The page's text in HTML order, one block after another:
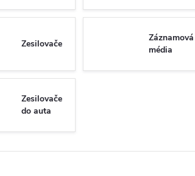
Zesilovače
Záznamová
média
Zesilovače
do auta